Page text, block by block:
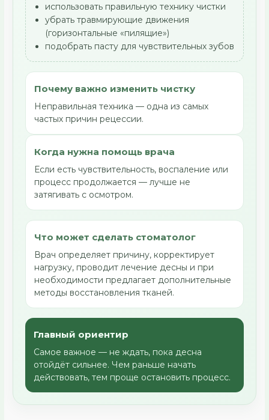
использовать правильную технику чистки
убрать травмирующие движения
(горизонтальные «пилящие»)
подобрать пасту для чувствительных зубов
Почему важно изменить чистку
Неправильная техника — одна из самых
частых причин рецессии.
Когда нужна помощь врача
Если есть чувствительность, воспаление или
процесс продолжается — лучше не
затягивать с осмотром.
Что может сделать стоматолог
Врач определяет причину, корректирует
нагрузку, проводит лечение десны и при
необходимости предлагает дополнительные
методы восстановления тканей.
Главный ориентир
Самое важное — не ждать, пока десна
отойдёт сильнее. Чем раньше начать
действовать, тем проще остановить процесс.